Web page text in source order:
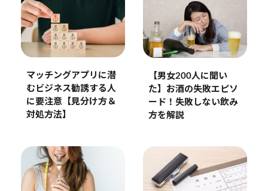
マッチングアプリに潜
むビジネス勧誘する人
に要注意【見分け方＆
対処方法】
【男女200人に聞い
た】お酒の失敗エピソ
ード！失敗しない飲み
方を解説